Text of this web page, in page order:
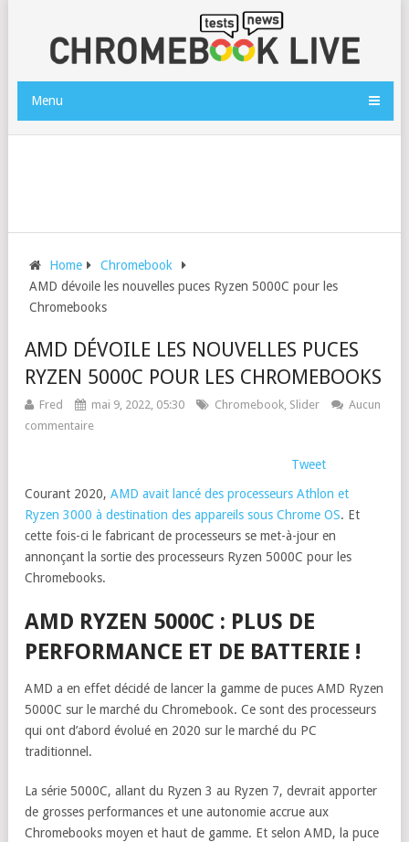
Menu
Home
Chromebook
AMD dévoile les nouvelles puces Ryzen 5000C pour les
Chromebooks
AMD DÉVOILE LES NOUVELLES PUCES
RYZEN 5000C POUR LES CHROMEBOOKS
Fred mai 9, 2022, 05:30 Chromebook, Slider
Aucun
commentaire
Tweet
Courant 2020, AMD avait lancé des processeurs Athlon et
Ryzen 3000 à destination des appareils sous Chrome OS. Et
cette fois-ci le fabricant de processeurs se met-à-jour en
annonçant la sortie des processeurs Ryzen 5000C pour les
Chromebooks.
AMD RYZEN 5000C : PLUS DE
PERFORMANCE ET DE BATTERIE !
AMD a en effet décidé de lancer la gamme de puces AMD Ryzen
5000C sur le marché du Chromebook. Ce sont des processeurs
qui ont d’abord évolué en 2020 sur le marché du PC
traditionnel.
La série 5000C, allant du Ryzen 3 au Ryzen 7, devrait apporter
de grosses performances et une autonomie accrue aux
Chromebooks moyen et haut de gamme. Et selon AMD, la puce